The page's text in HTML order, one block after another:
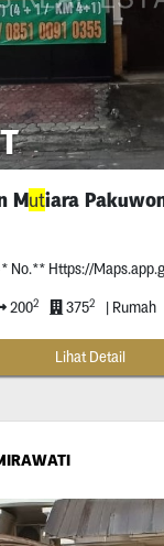
Mutiara
Https://
2002 3752 | Rumah
Lihat Detail